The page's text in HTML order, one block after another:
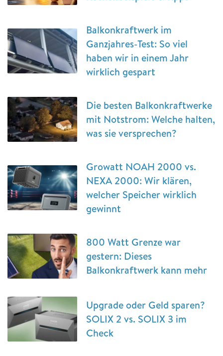
Balkonkraftwerk im
Ganzjahres-Test: So viel
haben wir in einem Jahr
wirklich gespart
Die besten Balkonkraftwerke
mit Notstrom: Welche halten,
was sie versprechen?
Growatt NOAH 2000 vs.
NEXA 2000: Wir klären,
welcher Speicher wirklich
gewinnt
800 Watt Grenze war
gestern: Dieses
Balkonkraftwerk kann mehr
Upgrade oder Geld sparen?
SOLIX 2 vs. SOLIX 3 im
Check